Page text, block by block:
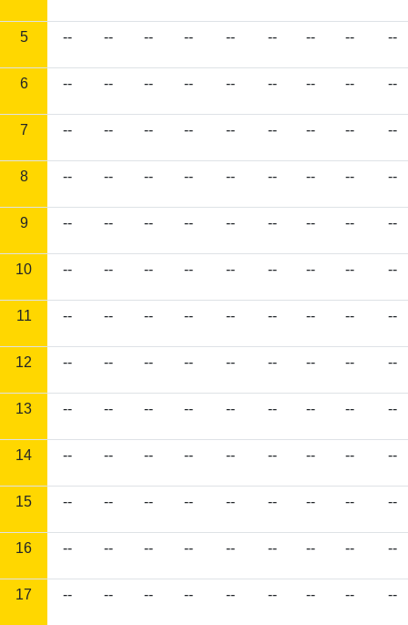
5 -- -- -- -- -- -- -- -- --
6 -- -- -- -- -- -- -- -- --
7 -- -- -- -- -- -- -- -- --
8 -- -- -- -- -- -- -- -- --
9 -- -- -- -- -- -- -- -- --
10 -- -- -- -- -- -- -- -- --
11 -- -- -- -- -- -- -- -- --
12 -- -- -- -- -- -- -- -- --
13 -- -- -- -- -- -- -- -- --
14 -- -- -- -- -- -- -- -- --
15 -- -- -- -- -- -- -- -- --
16 -- -- -- -- -- -- -- -- --
17 -- -- -- -- -- -- -- -- --